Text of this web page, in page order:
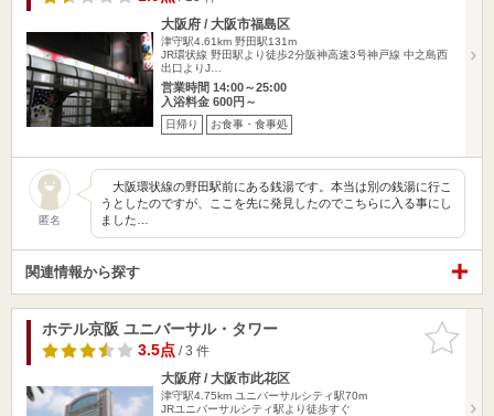
大阪府 / 大阪市福島区
津守駅4.61km 野田駅131m
JR環状線 野田駅より徒歩2分阪神高速3号神戸線 中之島西
出口よりJ…
営業時間 14:00～25:00
入浴料金 600円～
日帰り お食事・食事処
匿名
大阪環状線の野田駅前にある銭湯です。本当は別の銭湯に行こ
うとしたのですが、ここを先に発見したのでこちらに入る事にし
ました…
関連情報から探す
お気に入
りに追加
ホテル京阪 ユニバーサル・タワー
3.5点/ 3 件
大阪府 / 大阪市此花区
津守駅4.75km ユニバーサルシティ駅70m
JRユニバーサルシティ駅より徒歩すぐ